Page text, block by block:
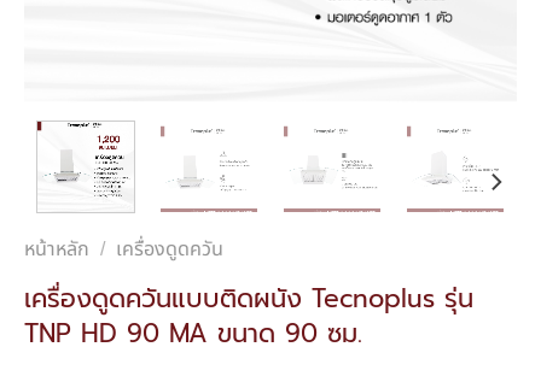
หน้าหลัก / เครื่องดูดควัน
เครื่องดูดควันแบบติดผนัง Tecnoplus รุ่น
TNP HD 90 MA ขนาด 90 ซม.